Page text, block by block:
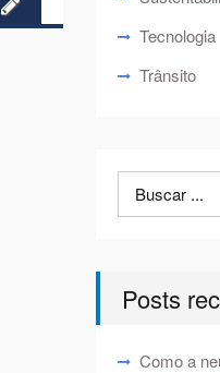
Tecnologia
Trânsito
Search
for:
Posts
Como a